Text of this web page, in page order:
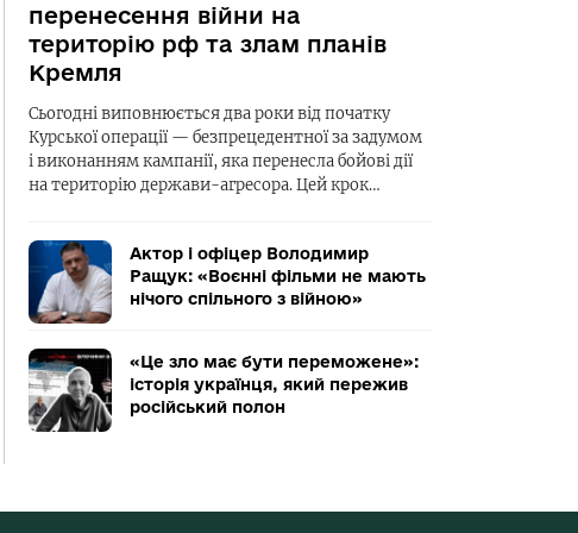
перенесення війни на
територію рф та злам планів
Кремля
Сьогодні виповнюється два роки від початку
Курської операції — безпрецедентної за задумом
і виконанням кампанії, яка перенесла бойові дії
на територію держави-агресора. Цей крок…
Актор і офіцер Володимир
Ращук: «Воєнні фільми не мають
нічого спільного з війною»
«Це зло має бути переможене»:
історія українця, який пережив
російський полон